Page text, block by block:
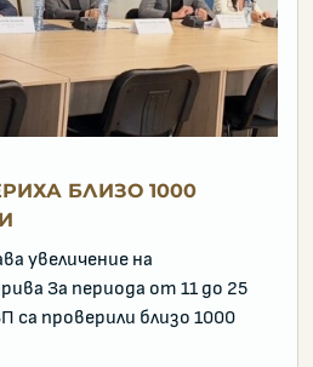
БЛИЗО 1000
увеличение на
За периода от 11 до 25
са проверили близо 1000